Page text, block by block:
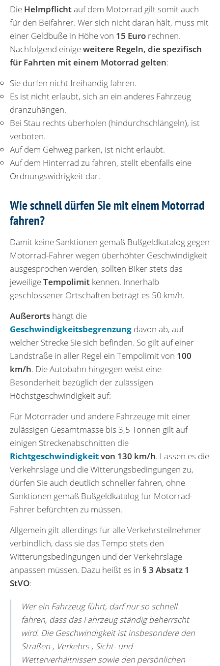
Die Helmpflichtauf dem Motorrad gilt somit auch
für den Beifahrer. Wer sich nicht daran hält, muss mit
einer Geldbuße in Höhe von 15 Euro rechnen.
Nachfolgend einigeweitere Regeln, die spezifisch
für Fahrten mit einem Motorrad gelten:
Sie dürfen nicht freihändig fahren.
Es ist nicht erlaubt, sich an ein anderes Fahrzeug
dranzuhängen.
Bei Stau rechts überholen (hindurchschlängeln), ist
verboten.
Auf dem Gehweg parken, ist nicht erlaubt.
Auf dem Hinterrad zu fahren, stellt ebenfalls eine
Ordnungswidrigkeit dar.
Wie schnell dürfen Sie mit einem Motorrad
fahren?
Damit keine Sanktionen gemäß Bußgeldkatalog gegen
Motorrad-Fahrer wegen überhöhter Geschwindigkeit
ausgesprochen werden, sollten Biker stets das
jeweiligeTempolimit kennen. Innerhalb
geschlossener Ortschaften beträgt es 50 km/h.
Außerorts hängt die
Geschwindigkeitsbegrenzung davon ab, auf
welcher Strecke Sie sich befinden. So gilt auf einer
Landstraße in aller Regel ein Tempolimit von 100
km/h. Die Autobahn hingegen weist eine
Besonderheit bezüglich der zulässigen
Höchstgeschwindigkeit auf:
Für Motorräder und andere Fahrzeuge mit einer
zulässigen Gesamtmasse bis 3,5 Tonnen gilt auf
einigen Streckenabschnitten die
Richtgeschwindigkeitvon 130 km/h. Lassen es die
Verkehrslage und die Witterungsbedingungen zu,
dürfen Sie auch deutlich schneller fahren, ohne
Sanktionen gemäß Bußgeldkatalog für Motorrad-
Fahrer befürchten zu müssen.
Allgemein gilt allerdings für alle Verkehrsteilnehmer
verbindlich, dass sie das Tempo stets den
Witterungsbedingungen und der Verkehrslage
anpassen müssen. Dazu heißt es in § 3 Absatz 1
StVO:
Wer ein Fahrzeug führt, darf nur so schnell
fahren, dass das Fahrzeug ständig beherrscht
wird. Die Geschwindigkeit ist insbesondere den
Straßen-, Verkehrs-, Sicht- und
Wetterverhältnissen sowie den persönlichen